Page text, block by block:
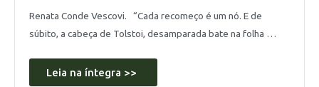
Renata Conde Vescovi. “Cada recomeço é um nó. E de
súbito, a cabeça de Tolstoi, desamparada bate na folha …
Leia na íntegra >>